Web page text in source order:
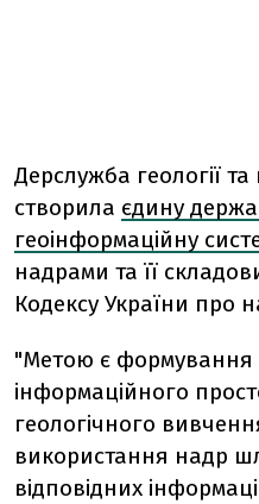
Дерслужба геології
створила єдину
геоінформаційну
надрами та її
Кодексу України про
"Метою є формування
інформаційного
геологічного
використання надр
відповідних